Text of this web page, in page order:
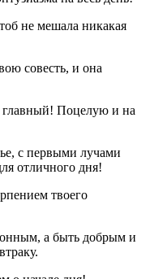
не мешала никакая
совесть, и она
Поцелую и на
с первыми лучами
отличного дня!
твоего
а быть добрым и